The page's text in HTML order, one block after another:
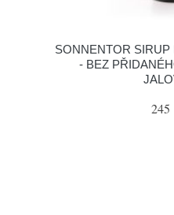
SONNENTOR SIRUP
- BEZ